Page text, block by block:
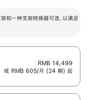
一种支架转换器可选，以满足
RMB 14,499
或 RMB 605/月 (24 期) 起